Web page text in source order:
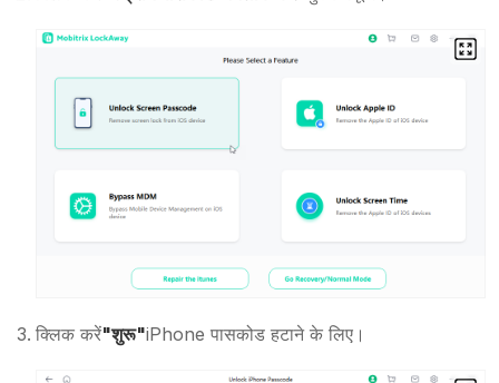
क्लिक करें"शुरू"iPhone पासकोड हटाने के लिए।